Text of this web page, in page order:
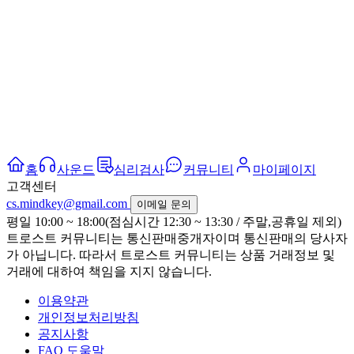
홈 사운드 심리검사 커뮤니티
마이페이지
고객센터
cs.mindkey@gmail.com
이메일 문의
평일 10:00 ~ 18:00(점심시간 12:30 ~ 13:30 / 주말,공휴일 제외)
트로스트 커뮤니티는 통신판매중개자이며 통신판매의 당사자
가 아닙니다. 따라서 트로스트 커뮤니티는 상품 거래정보 및
거래에 대하여 책임을 지지 않습니다.
이용약관
개인정보처리방침
공지사항
FAQ 도움말